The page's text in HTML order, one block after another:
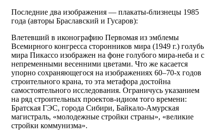
Последние два изображения — плакаты-близнецы 1985
года (авторы Браславский и Гусаров):
Влетевший в иконографию Первомая из эмблемы
Всемирного конгресса сторонников мира (1949 г.) голубь
мира Пикассо изображен на фоне голубого мира-неба и с
непременными весенними цветами. Что же касается
упорно сохраняющегося на изображениях 60–70-х годов
строительного крана, то эта метафора достойна
самостоятельного исследования. Ограничусь указанием
на ряд строительных проектов-идиом того времени:
Братская ГЭС, города Сибири, Байкало-Амурская
магистраль, «молодежные стройки страны», «великие
стройки коммунизма».